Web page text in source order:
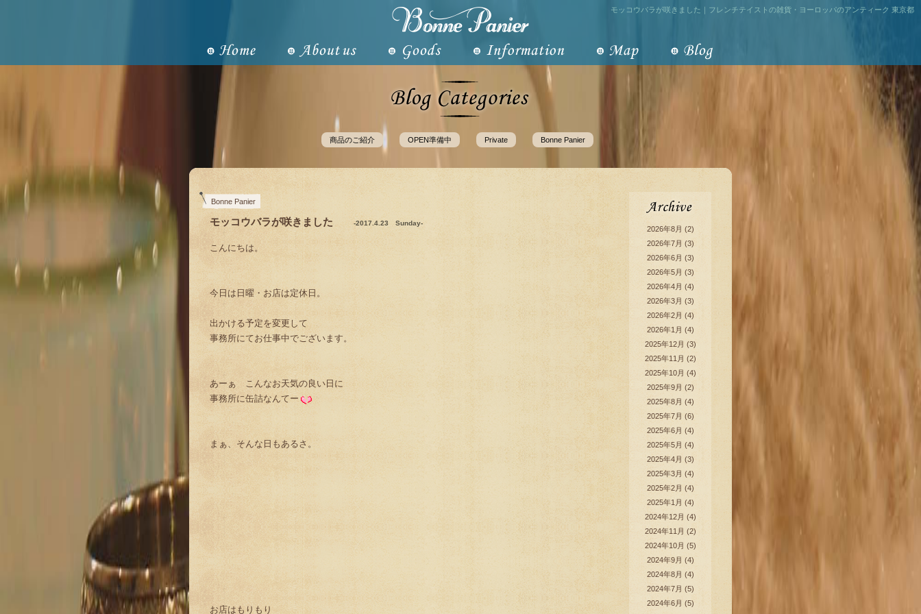
モッコウバラが咲きました｜フレンチテイストの雑貨・ヨーロッパのアンティーク 東京都
商品のご紹介 OPEN準備中 Private Bonne Panier
Bonne Panier
モッコウバラが咲きました -2017.4.23 Sunday-
こんにちは。
今日は日曜・お店は定休日。
出かける予定を変更して
事務所にてお仕事中でございます。
あーぁ こんなお天気の良い日に
事務所に缶詰なんてー
まぁ、そんな日もあるさ。
お店はもりもり
2026年8月 (2)
2026年7月 (3)
2026年6月 (3)
2026年5月 (3)
2026年4月 (4)
2026年3月 (3)
2026年2月 (4)
2026年1月 (4)
2025年12月 (3)
2025年11月 (2)
2025年10月 (4)
2025年9月 (2)
2025年8月 (4)
2025年7月 (6)
2025年6月 (4)
2025年5月 (4)
2025年4月 (3)
2025年3月 (4)
2025年2月 (4)
2025年1月 (4)
2024年12月 (4)
2024年11月 (2)
2024年10月 (5)
2024年9月 (4)
2024年8月 (4)
2024年7月 (5)
2024年6月 (5)